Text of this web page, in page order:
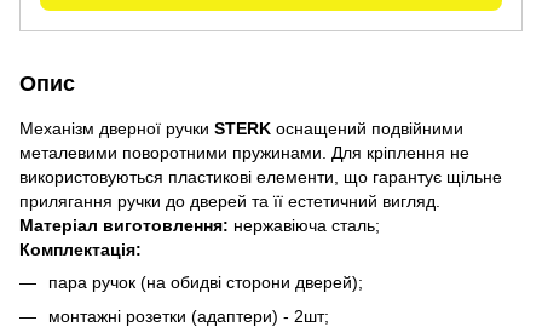
Опис
Механізм дверної ручки STERK оснащений подвійними
металевими поворотними пружинами. Для кріплення не
використовуються пластикові елементи, що гарантує щільне
прилягання ручки до дверей та її естетичний вигляд.
Матеріал виготовлення: нержавіюча сталь;
Комплектація:
пара ручок (на обидві сторони дверей);
монтажні розетки (адаптери) - 2шт;